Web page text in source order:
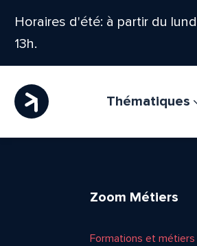
Horaires d'été: à partir du
13h.
Thématiques
Zoom Métiers
Formations et métiers